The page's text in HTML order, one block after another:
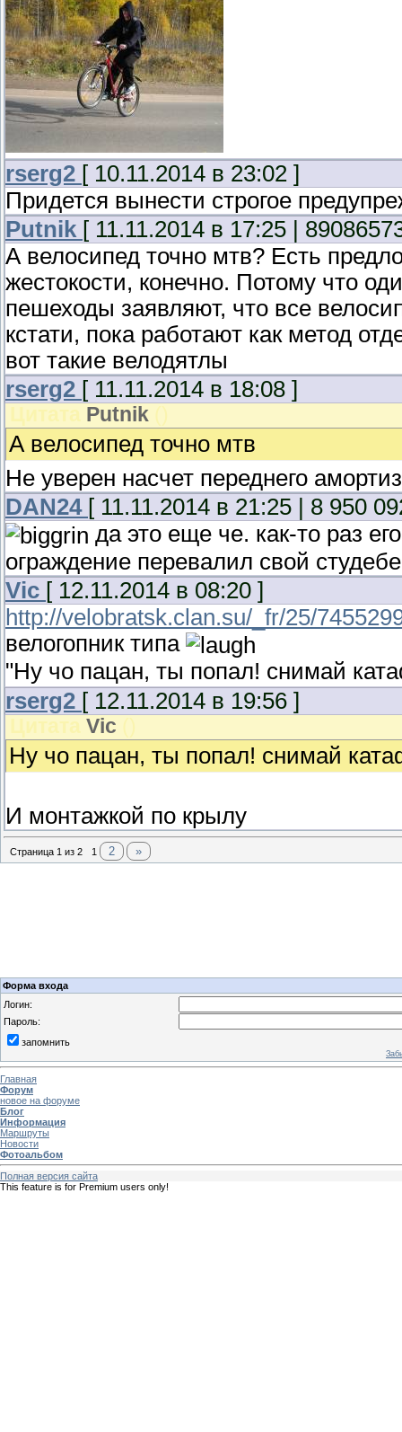
rserg2 [ 10.11.2014 в 23:02 ]
Придется вынести строгое
Putnik [ 11.11.2014 в 17:25 |
А велосипед точно мтв? Есть
жестокости, конечно. Потому что
пешеходы заявляют, что все
кстати, пока работают как метод
вот такие велодятлы
rserg2 [ 11.11.2014 в 18:08 ]
Цитата Putnik ()
А велосипед точно мтв
Не уверен насчет переднего
DAN24 [ 11.11.2014 в 21:25 | 8 950
да это еще че. как-то раз
ограждение перевалил свой
Vic [ 12.11.2014 в 08:20 ]
http://velobratsk.clan.su/_fr/25/
велогопник типа
"Ну чо пацан, ты попал! снимай
rserg2 [ 12.11.2014 в 19:56 ]
Цитата Vic ()
Ну чо пацан, ты попал! снимай
И монтажкой по крылу
Страница 1 из 2 1 2 »
Форма входа
Логин:
Пароль:
запомнить
Главная
Форум
новое на форуме
Блог
Информация
Маршруты
Новости
Фотоальбом
Полная версия сайта
This feature is for Premium users only!